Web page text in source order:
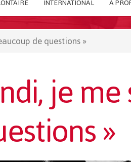
INTERNATIONAL À
de questions »
je
»